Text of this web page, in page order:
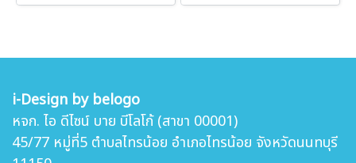
i-Design by belogo
หจก. ไอ ดีไซน์ บาย บีโลโก้ (สาขา 00001)
45/77 หมู่ที่5 ตำบลไทรน้อย อำเภอไทรน้อย จังหวัดนนทบุรี